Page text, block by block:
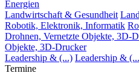
Energien
Landwirtschaft & Gesundheit
Robotik, Elektronik, Informatik
Drohnen, Vernetzte Objekte, 3D-
Objekte, 3D-Drucker
Leadership & (...) Leadership &
Termine